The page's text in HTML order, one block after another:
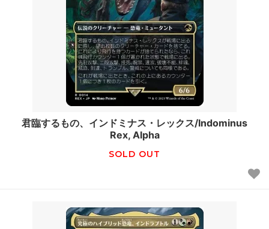
君臨するもの、インドミナス・レックス/Indominus
Rex, Alpha
SOLD OUT